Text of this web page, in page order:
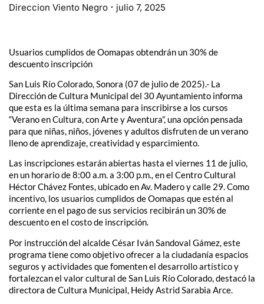
Direccion Viento Negro julio 7, 2025
Usuarios cumplidos de Oomapas obtendrán un 30% de
descuento inscripción
San Luis Río Colorado, Sonora (07 de julio de 2025).- La
Dirección de Cultura Municipal del 30 Ayuntamiento informa
que esta es la última semana para inscribirse a los cursos
“Verano en Cultura, con Arte y Aventura”, una opción pensada
para que niñas, niños, jóvenes y adultos disfruten de un verano
lleno de aprendizaje, creatividad y esparcimiento.
Las inscripciones estarán abiertas hasta el viernes 11 de julio,
en un horario de 8:00 a.m. a 3:00 p.m., en el Centro Cultural
Héctor Chávez Fontes, ubicado en Av. Madero y calle 29. Como
incentivo, los usuarios cumplidos de Oomapas que estén al
corriente en el pago de sus servicios recibirán un 30% de
descuento en el costo de inscripción.
Por instrucción del alcalde César Iván Sandoval Gámez, este
programa tiene como objetivo ofrecer a la ciudadanía espacios
seguros y actividades que fomenten el desarrollo artístico y
fortalezcan el valor cultural de San Luis Río Colorado, destacó la
directora de Cultura Municipal, Heidy Astrid Sarabia Arce.